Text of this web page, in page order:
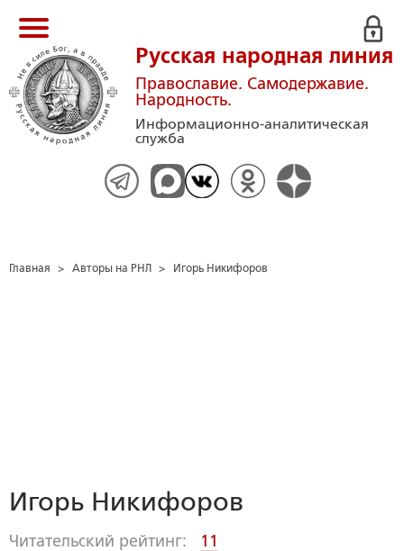
Русская народная линия
Православие. Самодержавие.
Народность.
Информационно-аналитическая
служба
Главная > Авторы на РНЛ > Игорь Никифоров
Игорь Никифоров
Читательский рейтинг: 11